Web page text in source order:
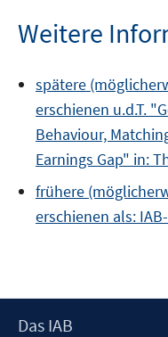
Weitere
spätere
erschienen u.d.T.
Behaviour,
Earnings Gap" in:
frühere
erschienen als:
Footer
Das IAB